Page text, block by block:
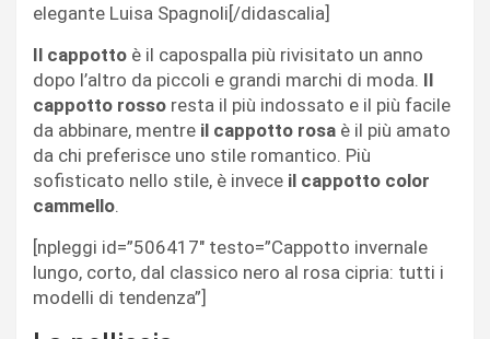
elegante Luisa Spagnoli[/didascalia]
Il cappotto è il capospalla più rivisitato un anno
dopo l’altro da piccoli e grandi marchi di moda. Il
cappotto rosso resta il più indossato e il più facile
da abbinare, mentre il cappotto rosa è il più amato
da chi preferisce uno stile romantico. Più
sofisticato nello stile, è invece il cappotto color
cammello.
[npleggi id=”506417″ testo=”Cappotto invernale
lungo, corto, dal classico nero al rosa cipria: tutti i
modelli di tendenza”]